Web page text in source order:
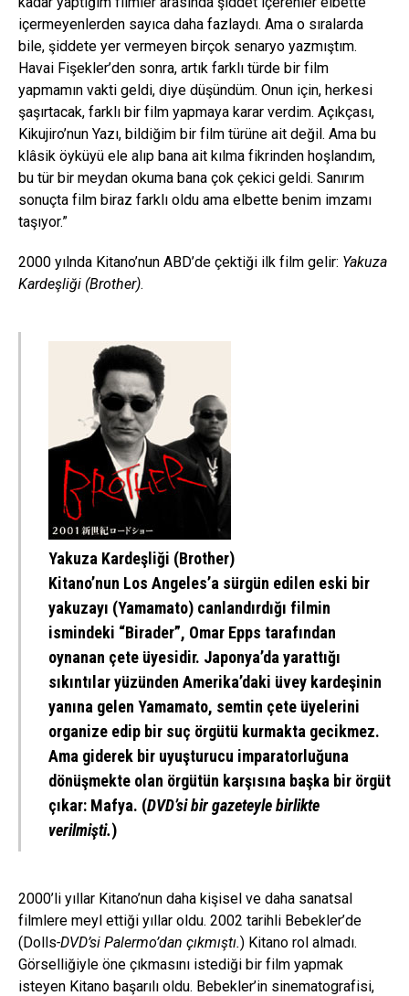
içermeyenlerden sayıca daha fazlaydı. Ama o sıralarda
bile, şiddete yer vermeyen birçok senaryo yazmıştım.
Havai Fişekler’den sonra, artık farklı türde bir film
yapmamın vakti geldi, diye düşündüm. Onun için, herkesi
şaşırtacak, farklı bir film yapmaya karar verdim. Açıkçası,
Kikujiro’nun Yazı, bildiğim bir film türüne ait değil. Ama bu
klâsik öyküyü ele alıp bana ait kılma fikrinden hoşlandım,
bu tür bir meydan okuma bana çok çekici geldi. Sanırım
sonuçta film biraz farklı oldu ama elbette benim imzamı
taşıyor.”
2000 yılnda Kitano’nun ABD’de çektiği ilk film gelir: Yakuza
Kardeşliği (Brother).
Yakuza Kardeşliği (Brother)
Kitano’nun Los Angeles’a sürgün edilen eski bir
yakuzayı (Yamamato) canlandırdığı filmin
ismindeki “Birader”, Omar Epps tarafından
oynanan çete üyesidir. Japonya’da yarattığı
sıkıntılar yüzünden Amerika’daki üvey kardeşinin
yanına gelen Yamamato, semtin çete üyelerini
organize edip bir suç örgütü kurmakta gecikmez.
Ama giderek bir uyuşturucu imparatorluğuna
dönüşmekte olan örgütün karşısına başka bir örgüt
çıkar: Mafya. (DVD’si bir gazeteyle birlikte
verilmişti.)
2000’li yıllar Kitano’nun daha kişisel ve daha sanatsal
filmlere meyl ettiği yıllar oldu. 2002 tarihli Bebekler’de
(Dolls-DVD’si Palermo’dan çıkmıştı.) Kitano rol almadı.
Görselliğiyle öne çıkmasını istediği bir film yapmak
isteyen Kitano başarılı oldu. Bebekler’in sinematografisi,